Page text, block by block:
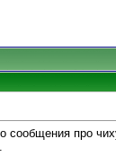
про